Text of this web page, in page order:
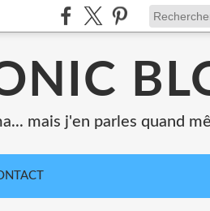
mais j'en parles quand